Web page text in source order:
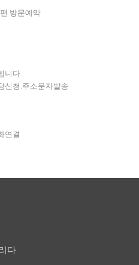
방문예약
니다.
신청,주소문자발송
연결
다